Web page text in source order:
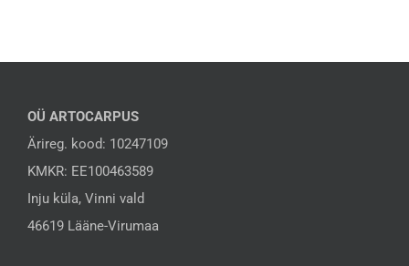
OÜ ARTOCARPUS
Ärireg. kood: 10247109
KMKR: EE100463589
Inju küla, Vinni vald
46619 Lääne-Virumaa